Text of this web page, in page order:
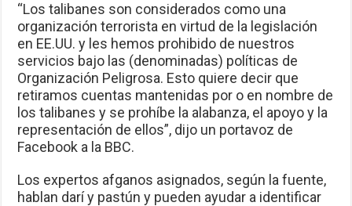
“Los talibanes son considerados como una
organización terrorista en virtud de la legislación
en EE.UU. y les hemos prohibido de nuestros
servicios bajo las (denominadas) políticas de
Organización Peligrosa. Esto quiere decir que
retiramos cuentas mantenidas por o en nombre de
los talibanes y se prohíbe la alabanza, el apoyo y la
representación de ellos”, dijo un portavoz de
Facebook a la BBC.
Los expertos afganos asignados, según la fuente,
hablan darí y pastún y pueden ayudar a identificar